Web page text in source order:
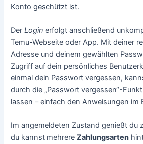
Konto geschützt ist.
DerLogin erfolgt anschließend
Temu-Webseite oder App. Mit deiner
Adresse und deinem gewählten
Zugriff auf dein persönliches
einmal dein Passwort vergessen,
durch die „Passwort vergessen“-
lassen – einfach den Anweisungen im
Im angemeldeten Zustand genießt du
du kannst mehrereZahlungsarten